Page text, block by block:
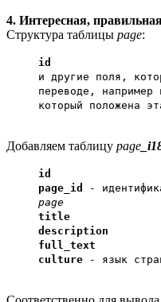
4. Интересная,
Структура таблицы page:
id
и другие поля,
переводе, например
который положена
Добавляем таблицу page
id
page_id
-
page
title
description
full_text
culture - язык